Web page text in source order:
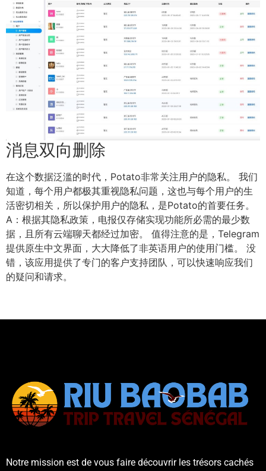
消息双向删除
在这个数据泛滥的时代，Potato非常关注用户的隐私。 我们
知道，每个用户都极其重视隐私问题，这也与每个用户的生
活密切相关，所以保护用户的隐私，是Potato的首要任务。
A：根据其隐私政策，电报仅存储实现功能所必需的最少数
据，且所有云端聊天都经过加密。 值得注意的是，Telegram
提供原生中文界面，大大降低了非英语用户的使用门槛。 没
错，该应用提供了专门的客户支持团队，可以快速响应我们
的疑问和请求。
Notre mission est de vous faire découvrir les trésors cachés